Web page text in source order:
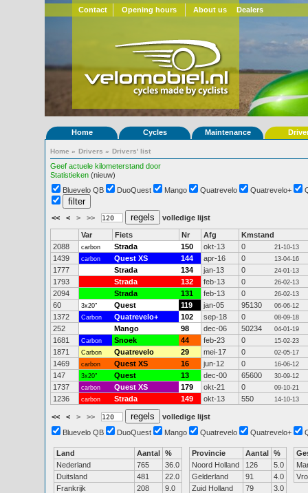
Contact Opening hours About us Dealers
Home Cycles Maintenance
Home » Drivers » Drivers' list
Geef actuele kilometerstand door
Statistieken (nieuw)
Bluevelo QB
DuoQuest Mango Quatrevelo Quatrevelo+
<< < > >> volledige lijst
Var Fiets Nr Afg
Kmstand
2088
carbon Strada 150 okt-13 0 21-10-13
1439 carbon Quest XS 144 apr-16 0 13-04-16
1777 Strada 134 jan-13 0 24-01-13
1793 Strada 132 feb-13 0 26-02-13
2094 Strada 131 feb-13 0 26-02-13
60 3x20" Quest 119 jan-05 95130 06-06-12
1372 Carbon Quatrevelo+ 102 sep-18 0 08-09-18
252 Mango 98 dec-06 50234 04-01-19
1681 Carbon Snoek 44 feb-23 0 15-02-23
1871 Carbon Quatrevelo 29 mei-17 0 02-05-17
1469 carbon Quest XS 16 jun-12 0 16-06-12
147 3x20" Quest 13 dec-00 65600 30-09-12
1737 carbon Quest XS 179 okt-21 0 09-10-21
1236 carbon Strada 149 okt-13 550 14-10-13
<< < > >>
volledige lijst
Bluevelo QB
DuoQuest Mango Quatrevelo Quatrevelo+
Land Aantal %
Nederland
765
36.0
Duitsland
481
22.0
Frankrijk
208
9.0
Provincie Aantal %
Noord Holland
126
5.0
Gelderland
91
4.0
Zuid Holland
79
3.0